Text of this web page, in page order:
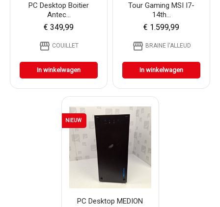
PC Desktop Boitier
Antec...
€ 349,99
storefront COUILLET
In winkelwagen
Tour Gaming MSI I7-
14th...
€ 1.599,99
storefront BRAINE l'ALLEUD
In winkelwagen
PC Desktop MEDION
NIEUW